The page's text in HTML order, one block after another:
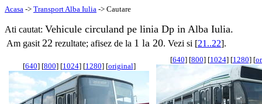
Acasa -> Transport Alba Iulia -> Cautare
Ati cautat: Vehicule circuland pe linia Dp in Alba Iulia.
Am gasit 22 rezultate; afisez de la 1 la 20. Vezi si [21..22].
[640] [800] [1024] [1280] [original]
[640] [800] [1024] [1280] [